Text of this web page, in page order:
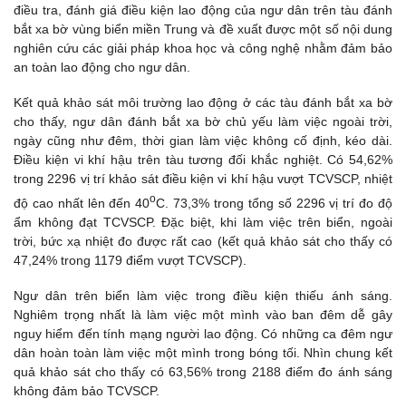
điều tra, đánh giá điều kiện lao động của ngư dân trên tàu đánh
bắt xa bờ vùng biển miền Trung và đề xuất được một số nội dung
nghiên cứu các giải pháp khoa học và công nghệ nhằm đảm bảo
an toàn lao động cho ngư dân.
Kết quả khảo sát môi trường lao động ở các tàu đánh bắt xa bờ
cho thấy, ngư dân đánh bắt xa bờ chủ yếu làm việc ngoài trời,
ngày cũng như đêm, thời gian làm việc không cố định, kéo dài.
Điều kiện vi khí hậu trên tàu tương đối khắc nghiệt. Có 54,62%
trong 2296 vị trí khảo sát điều kiện vi khí hậu vượt TCVSCP, nhiệt
độ cao nhất lên đến 40oC. 73,3% trong tổng số 2296 vị trí đo độ
ẩm không đạt TCVSCP. Đặc biệt, khi làm việc trên biển, ngoài
trời, bức xạ nhiệt đo được rất cao (kết quả khảo sát cho thấy có
47,24% trong 1179 điểm vượt TCVSCP).
Ngư dân trên biển làm việc trong điều kiện thiếu ánh sáng.
Nghiêm trọng nhất là làm việc một mình vào ban đêm dễ gây
nguy hiểm đến tính mạng người lao động. Có những ca đêm ngư
dân hoàn toàn làm việc một mình trong bóng tối. Nhìn chung kết
quả khảo sát cho thấy có 63,56% trong 2188 điểm đo ánh sáng
không đảm bảo TCVSCP.